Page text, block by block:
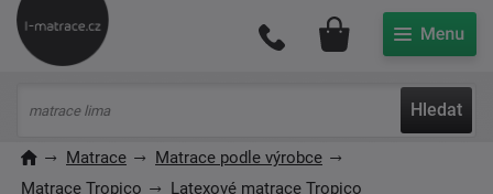
Hledat
Můj účet
Matrace
Matrace podle výrobce
Matrace Tropico
Latexové matrace Tropico